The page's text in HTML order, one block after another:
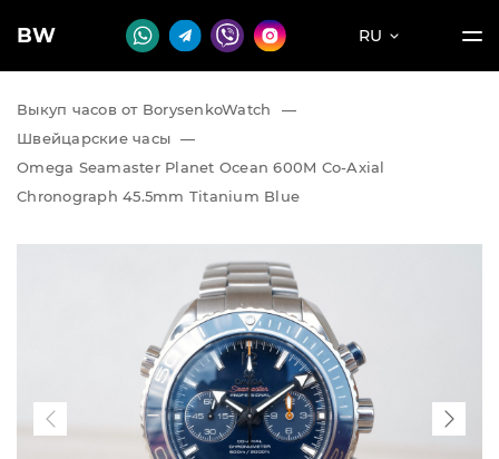
BW RU
Выкуп часов от BorysenkoWatch
—
Швейцарские часы —
Omega Seamaster Planet Ocean 600M Co‑Axial
Chronograph 45.5mm Titanium Blue